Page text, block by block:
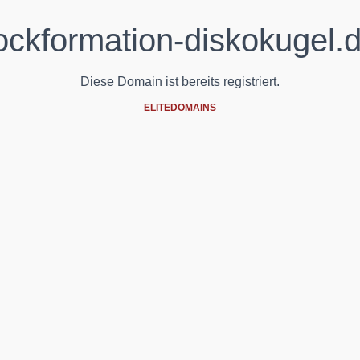
Diese Domain ist bereits registriert.
ELITEDOMAINS